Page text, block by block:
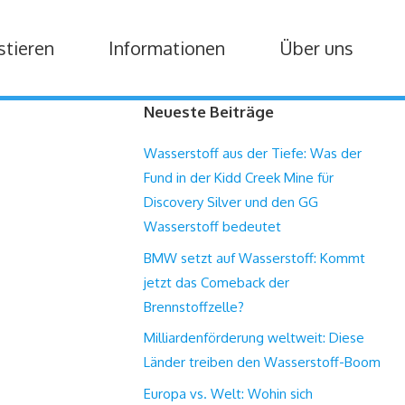
Informationen Über uns
Neueste Beiträge
Wasserstoff aus der Tiefe: Was der
Fund in der Kidd Creek Mine für
Discovery Silver und den GG
Wasserstoff bedeutet
BMW setzt auf Wasserstoff: Kommt
jetzt das Comeback der
Brennstoffzelle?
Milliardenförderung weltweit: Diese
Länder treiben den Wasserstoff-Boom
Europa vs. Welt: Wohin sich